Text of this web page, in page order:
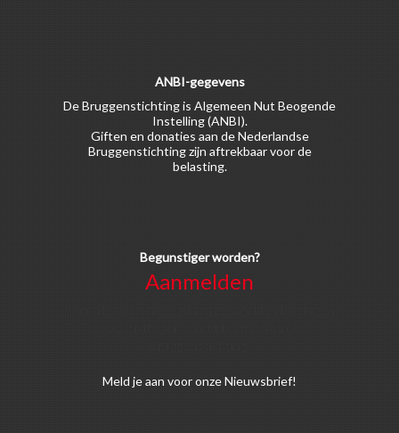
ANBI-gegevens
De Bruggenstichting is Algemeen Nut Beogende
Instelling (ANBI).
Giften en donaties aan de Nederlandse
Bruggenstichting zijn aftrekbaar voor de
belasting.
Begunstiger worden?
Aanmelden
Meld je aan voor onze Nieuwsbrief!